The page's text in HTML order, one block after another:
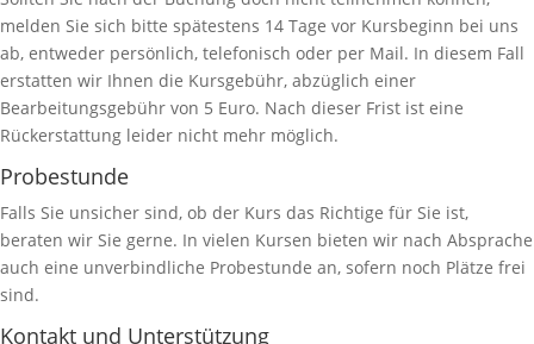
melden Sie sich bitte spätestens 14 Tage vor Kursbeginn bei uns
ab, entweder persönlich, telefonisch oder per Mail. In diesem Fall
erstatten wir Ihnen die Kursgebühr, abzüglich einer
Bearbeitungsgebühr von 5 Euro. Nach dieser Frist ist eine
Rückerstattung leider nicht mehr möglich.
Probestunde
Falls Sie unsicher sind, ob der Kurs das Richtige für Sie ist,
beraten wir Sie gerne. In vielen Kursen bieten wir nach Absprache
auch eine unverbindliche Probestunde an, sofern noch Plätze frei
sind.
Kontakt und Unterstützung